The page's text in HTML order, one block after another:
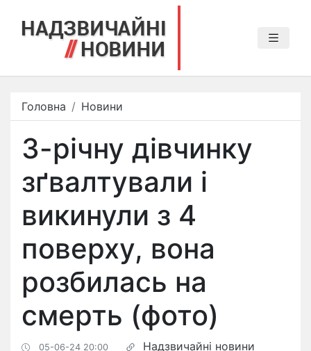
Головна Новини
3-річну дівчинку
зґвалтували і
викинули з 4
поверху, вона
розбилась на
смерть (фото)
05-06-24 20:00 Надзвичайні новини